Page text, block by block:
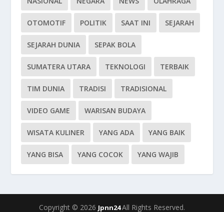
OTOMOTIF POLITIK SAAT INI SEJARAH
SEJARAH DUNIA SEPAK BOLA
SUMATERA UTARA TEKNOLOGI TERBAIK
TIM DUNIA TRADISI TRADISIONAL
VIDEO GAME WARISAN BUDAYA
WISATA KULINER YANG ADA YANG BAIK
YANG BISA YANG COCOK YANG WAJIB
Copyright © 2026 Jpnn24All Rights Reserved.